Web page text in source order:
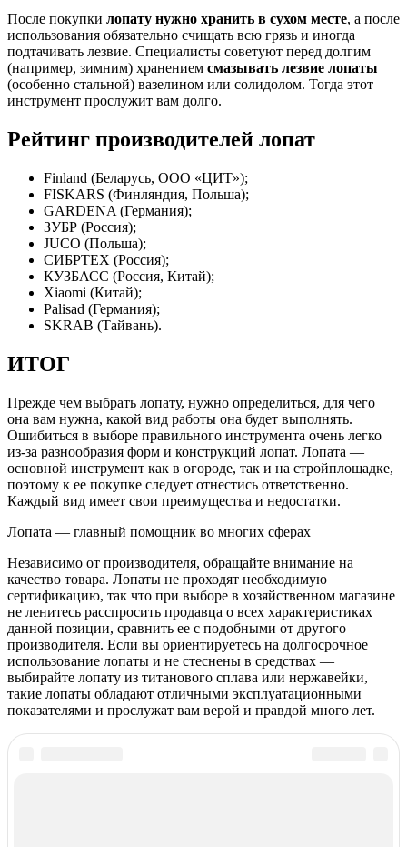
После покупки лопату нужно хранить в сухом месте, а после
использования обязательно счищать всю грязь и иногда
подтачивать лезвие. Специалисты советуют перед долгим
(например, зимним) хранением смазывать лезвие лопаты
(особенно стальной) вазелином или солидолом. Тогда этот
инструмент прослужит вам долго.
Рейтинг производителей лопат
Finland (Беларусь, ООО «ЦИТ»);
FISKARS (Финляндия, Польша);
GARDENA (Германия);
ЗУБР (Россия);
JUCO (Польша);
СИБРТЕХ (Россия);
КУЗБАСС (Россия, Китай);
Xiaomi (Китай);
Palisad (Германия);
SKRAB (Тайвань).
ИТОГ
Прежде чем выбрать лопату, нужно определиться, для чего
она вам нужна, какой вид работы она будет выполнять.
Ошибиться в выборе правильного инструмента очень легко
из-за разнообразия форм и конструкций лопат. Лопата —
основной инструмент как в огороде, так и на стройплощадке,
поэтому к ее покупке следует отнестись ответственно.
Каждый вид имеет свои преимущества и недостатки.
Лопата — главный помощник во многих сферах
Независимо от производителя, обращайте внимание на
качество товара. Лопаты не проходят необходимую
сертификацию, так что при выборе в хозяйственном магазине
не ленитесь расспросить продавца о всех характеристиках
данной позиции, сравнить ее с подобными от другого
производителя. Если вы ориентируетесь на долгосрочное
использование лопаты и не стеснены в средствах —
выбирайте лопату из титанового сплава или нержавейки,
такие лопаты обладают отличными эксплуатационными
показателями и прослужат вам верой и правдой много лет.
Posted in